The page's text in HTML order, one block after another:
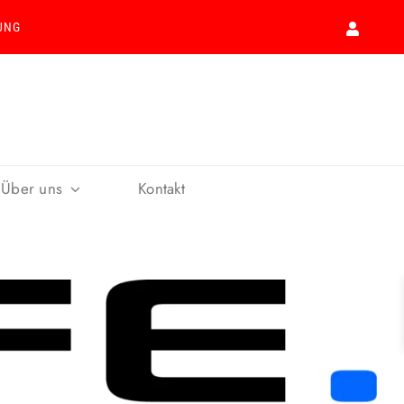
Über uns Kontakt